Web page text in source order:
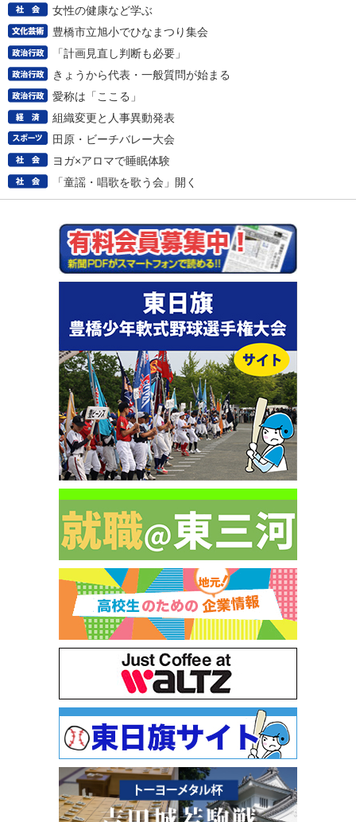
女性の健康など学ぶ
豊橋市立旭小でひなまつり集会
「計画見直し判断も必要」
きょうから代表・一般質問が始まる
愛称は「ここる」
組織変更と人事異動発表
田原・ビーチバレー大会
ヨガ×アロマで睡眠体験
「童謡・唱歌を歌う会」開く